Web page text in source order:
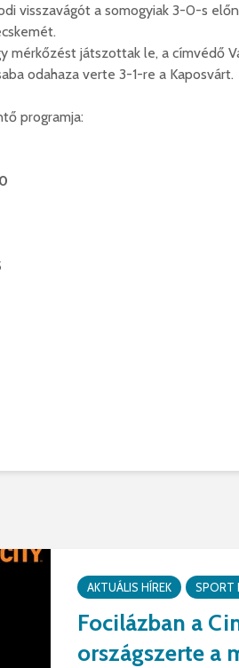
visszavágót a somogyiak 3-0-s
játszottak le, a címvédő
odahaza verte 3-1-re a Kaposvárt.
programja:
AKTUÁLIS HÍREK SPORT
Focilázban a
országszerte a